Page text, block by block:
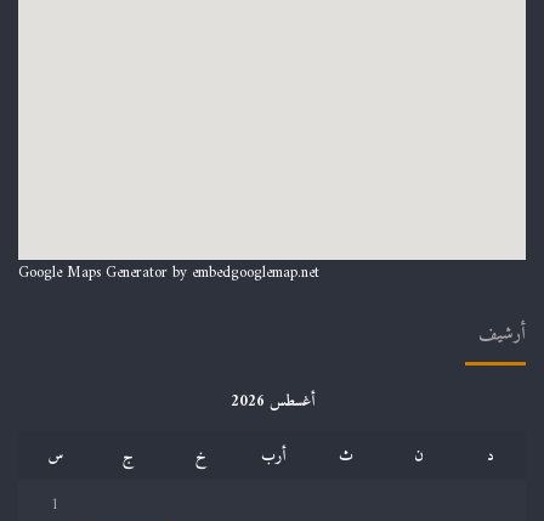
Google Maps Generator by embedgooglemap.net
أرشيف
أغسطس 2026
د
ن ث أرب خ ج
س
1